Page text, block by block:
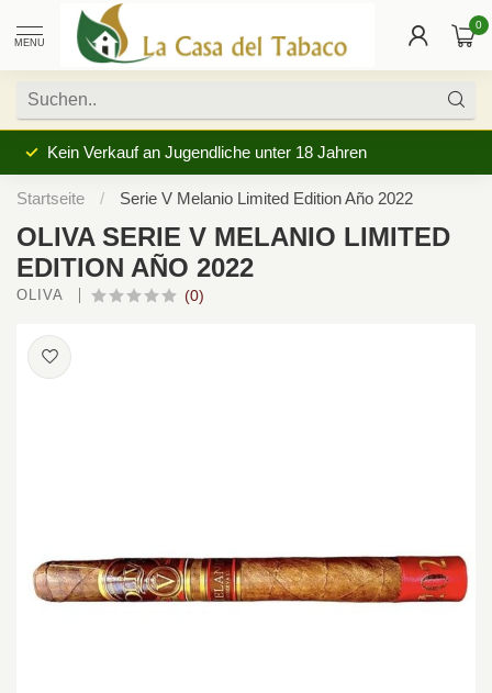
MENU
0
Kein Verkauf an Jugendliche unter 18 Jahren
Startseite / Serie V Melanio Limited Edition Año 2022
OLIVA SERIE V MELANIO LIMITED
EDITION AÑO 2022
OLIVA (0)